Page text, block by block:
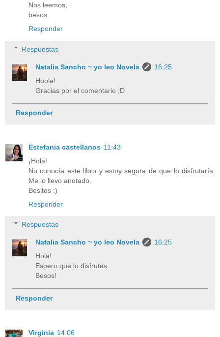
Nos leemos,
besos.
Responder
Respuestas
Natalia Sancho ~ yo leo Novela
16:25
Hoola!
Gracias por el comentario ;D
Responder
Estefania castellanos 11:43
¡Hola!
No conocía este libro y estoy segura de que lo disfrutaría.
Me lo llevo anotado.
Besitos :)
Responder
Respuestas
Natalia Sancho ~ yo leo Novela
16:25
Hola!
Espero que lo disfrutes.
Besos!
Responder
Virginia 14:06